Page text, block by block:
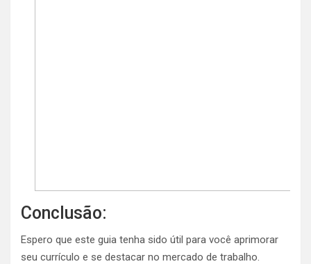
Conclusão:
Espero que este guia tenha sido útil para você aprimorar
seu currículo e se destacar no mercado de trabalho.